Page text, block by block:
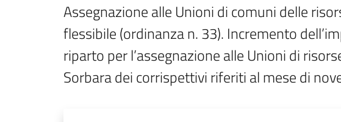
Assegnazione alle Unioni di comuni delle
flessibile (ordinanza n. 33). Incremento
riparto per l’assegnazione alle Unioni di
Sorbara dei corrispettivi riferiti al mese di